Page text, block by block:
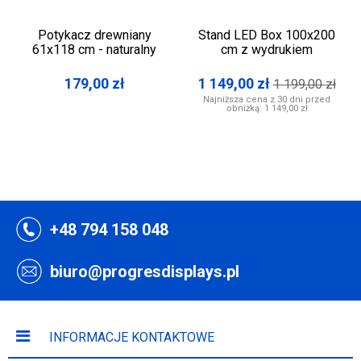
Potykacz drewniany
61x118 cm - naturalny
179,00 zł
Stand LED Box 100x200
cm z wydrukiem
1 149,00 zł 1 199,00zł
Najniższa cena z 30 dni przed
obniżką: 1 149,00 zł
+48 794 158 048
biuro@progresdisplays.pl
INFORMACJE KONTAKTOWE